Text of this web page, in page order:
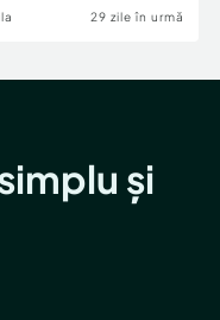
29 zile în urmă
și